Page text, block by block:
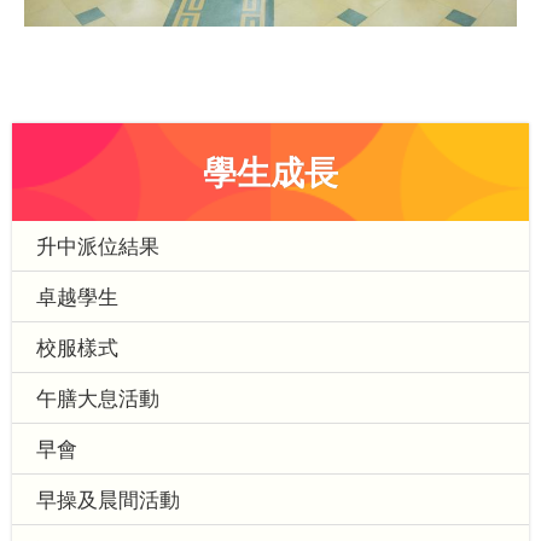
學生成長
升中派位結果
卓越學生
校服樣式
午膳大息活動
早會
早操及晨間活動